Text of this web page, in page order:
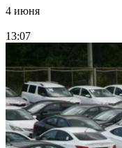
4 июня
13:07